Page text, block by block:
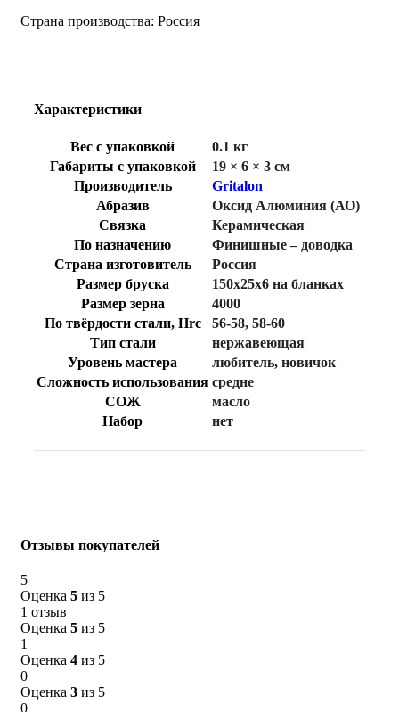
Страна производства: Россия
Характеристики
Вес с упаковкой
0.1 кг
Габариты с упаковкой
19 × 6 × 3 см
Производитель
Gritalon
Абразив
Оксид Алюминия (АО)
Связка
Керамическая
По назначению
Финишные – доводка
Страна изготовитель
Россия
Размер бруска
150х25х6 на бланках
Размер зерна
4000
По твёрдости стали, Hrc
56-58, 58-60
Тип стали
нержавеющая
Уровень мастера
любитель, новичок
Сложность использования средне
СОЖ
масло
Набор
нет
Отзывы покупателей
5
Оценка 5 из 5
1 отзыв
Оценка 5 из 5
1
Оценка 4 из 5
0
Оценка 3 из 5
0